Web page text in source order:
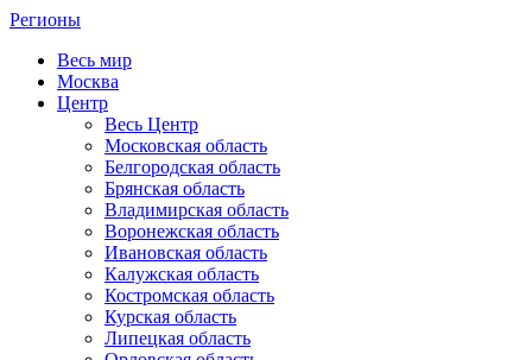
Регионы
Весь мир
Москва
Центр
Весь Центр
Московская область
Белгородская область
Брянская область
Владимирская область
Воронежская область
Ивановская область
Калужская область
Костромская область
Курская область
Липецкая область